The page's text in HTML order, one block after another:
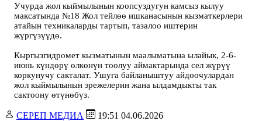
Учурда жол кыймылынын коопсуздугун камсыз кылуу
максатында №18 Жол тейлөө ишканасынын кызматкерлери
атайын техникаларды тартып, тазалоо иштерин
жүргүзүүдө.
Кыргызгидромет кызматынын маалыматына ылайык, 2-6-
июнь күндөрү өлкөнүн тоолуу аймактарында сел жүрүү
коркунучу сакталат. Ушуга байланыштуу айдоочулардан
жол кыймылынын эрежелерин жана ылдамдыкты так
сактоону өтүнөбүз.
СЕРЕП МЕДИА 19:51 04.06.2026